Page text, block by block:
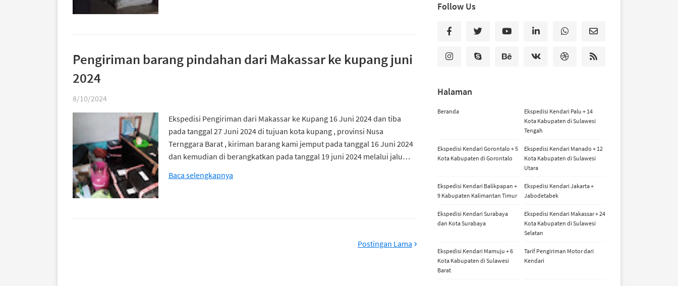
Pengiriman barang pindahan dari Makassar ke kupang juni
2024
8/10/2024
Ekspedisi Pengiriman dari Makassar ke Kupang 16 Juni 2024 dan tiba
pada tanggal 27 Juni 2024 di tujuan kota kupang , provinsi Nusa
Ternggara Barat , kiriman barang kami jemput pada tanggal 16 Juni 2024
dan kemudian di berangkatkan pada tanggal 19 juni 2024 melalui jalu…
Baca selengkapnya
Postingan Lama
Follow Us
Halaman
Beranda
Ekspedisi Kendari Palu + 14
Kota Kabupaten di Sulawesi
Tengah
Ekspedisi Kendari Gorontalo + 5
Kota Kabupaten di Gorontalo
Ekspedisi Kendari Manado + 12
Kota Kabupaten di Sulawesi
Utara
Ekspedisi Kendari Balikpapan +
9 Kabupaten Kalimantan Timur
Ekspedisi Kendari Jakarta +
Jabodetabek
Ekspedisi Kendari Surabaya
dan Kota Surabaya
Ekspedisi Kendari Makassar + 24
Kota Kabupaten di Sulawesi
Selatan
Ekspedisi Kendari Mamuju + 6
Kota Kabupaten di Sulawesi
Barat
Tarif Pengiriman Motor dari
Kendari